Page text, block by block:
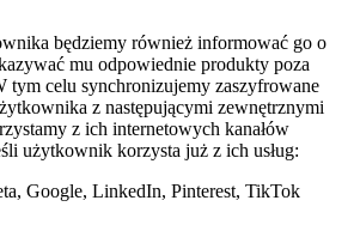
będziemy również informować go o
mu odpowiednie produkty poza
tym celu synchronizujemy zaszyfrowane
z następującymi zewnętrznymi
z ich internetowych kanałów
użytkownik korzysta już z ich usług:
Google, LinkedIn, Pinterest, TikTok